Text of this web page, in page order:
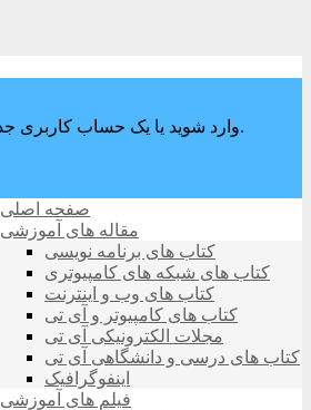
وارد شوید یا یک حساب کاربری جدید ایجاد کنید.
صفحه اصلی
مقاله های آموزشی
کتاب های برنامه نویسی
کتاب های شبکه های کامپیوتری
کتاب های وب و اینترنت
کتاب های کامپیوتر و آی تی
مجلات الکترونیکی آی تی
کتاب های درسی و دانشگاهی آی تی
اینفوگرافیک
فیلم های آموزشی